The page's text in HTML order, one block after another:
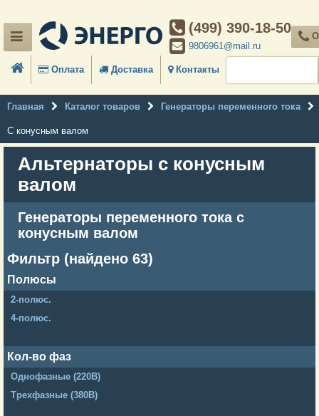
(499) 390-18-50
9806961@mail.ru
Оплата Доставка Контакты
Главная Каталог товаров Генераторы переменного тока
С конусным валом
Альтернаторы с конусным
валом
Генераторы переменного тока с
конусным валом
Фильтр (найдено 63)
Полюсы
2-полюс.
4-полюс.
Кол-во фаз
Однофазные (220В)
Трехфазные (380В)